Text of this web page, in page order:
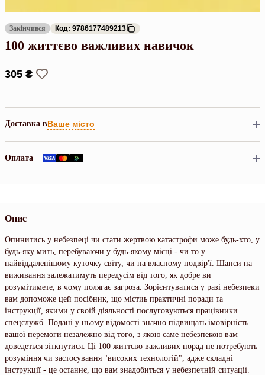
Закінчився Код: 9786177489213
100 життєво важливих навичок
305 ₴
Доставка вВаше місто
Оплата
Опис
Опинитись у небезпеці чи стати жертвою катастрофи може будь-хто, у
будь-яку мить, перебуваючи у будь-якому місці - чи то у
найвіддаленішому куточку світу, чи на власному подвір'ї. Шанси на
виживання залежатимуть передусім від того, як добре ви
розумітимете, в чому полягає загроза. Зорієнтуватися у разі небезпеки
вам допоможе цей посібник, що містиь практичні поради та
інструкції, якими у своїй діяльності послуговуються працівники
спецслужб. Подані у ньому відомості значно підвищать імовірність
вашої перемоги незалежно від того, з якою саме небезпекою вам
доведеться зіткнутися. Ці 100 життєво важливих порад не потребують
розуміння чи застосування "високих технологій", адже складні
інструкції - це останнє, що вам знадобиться у небезпечній ситуації.